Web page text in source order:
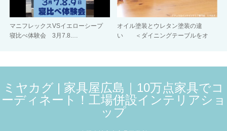
マニフレックスVSイエローシープ
寝比べ体験会 3月7.8.…
オイル塗装とウレタン塗装の違
い ＜ダイニングテーブルをオ
ミヤカグ | 家具屋広島｜10万点家具でコ
ーディネート！工場併設インテリアショ
ップ